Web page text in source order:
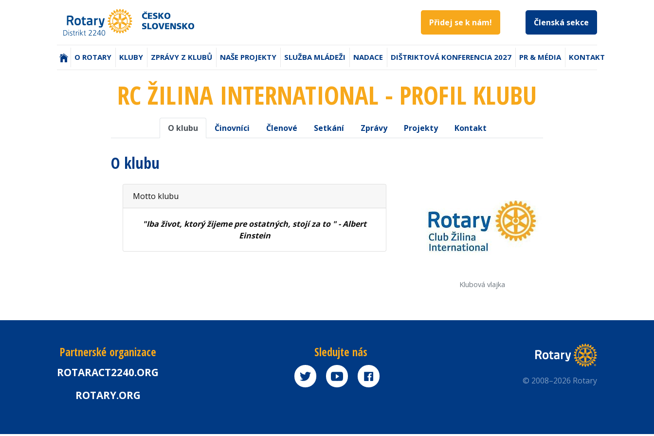
Přidej se k nám! Členská sekce
(AKTUÁLNÍ)
O ROTARY KLUBY ZPRÁVY Z KLUBŮ NAŠE PROJEKTY SLUŽBA MLÁDEŽI NADACE DIŠTRIKTOVÁ KONFERENCIA 2027 PR & MÉDIA KONTAKT
RC ŽILINA INTERNATIONAL - PROFIL KLUBU
O klubu Činovníci Členové Setkání Zprávy Projekty Kontakt
O klubu
Motto klubu
"Iba život, ktorý žijeme pre ostatných, stojí za to " - Albert
Einstein
Klubová vlajka
Partnerské organizace
ROTARACT2240.ORG
ROTARY.ORG
Sledujte nás
© 2008–2026 Rotary